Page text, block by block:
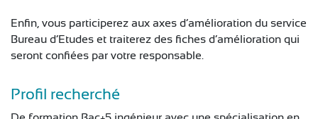
Enfin, vous participerez aux axes d’amélioration du service
Bureau d’Etudes et traiterez des fiches d’amélioration qui
seront confiées par votre responsable.
Profil recherché